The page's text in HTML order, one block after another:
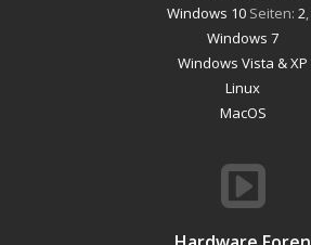
Windows 10Seiten: 2,
Windows 7
Windows Vista & XP
Linux
MacOS